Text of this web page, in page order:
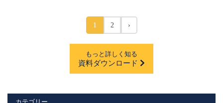
1 2 ›
もっと詳しく知る
資料ダウンロード